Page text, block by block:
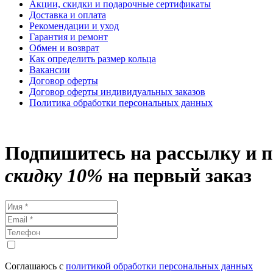
Акции, скидки и подарочные сертификаты
Доставка и оплата
Рекомендации и уход
Гарантия и ремонт
Обмен и возврат
Как определить размер кольца
Вакансии
Договор оферты
Договор оферты индивидуальных заказов
Политика обработки персональных данных
Подпишитесь на рассылку и
скидку 10% на первый заказ
Соглашаюсь с политикой обработки персональных данных